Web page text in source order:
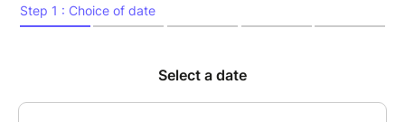
la concentration, l’écoute mutuelle et la sensibilité
atteignent leur paroxysme. Sur scène, Canonge,
contrebassiste au phrasé d’une précision redoutable,